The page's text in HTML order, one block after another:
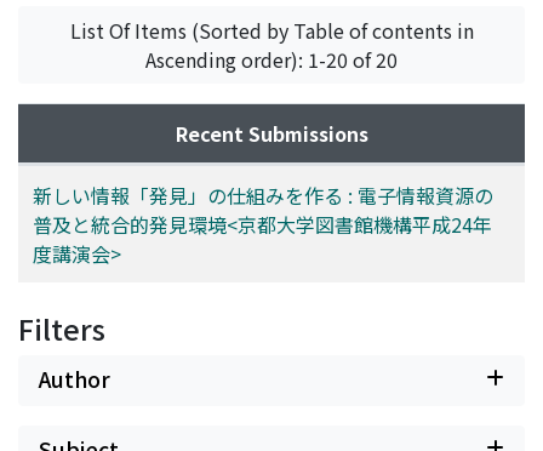
資源をめぐる昨今の変化と課題を概観した上で、特に多様
な形態の学術情報を効率よく「発見」するための仕組みに
焦点をあて、大学図書館における取り組みの事例をご報告
いただきます。これからの学術情報基盤の変化とそれに関
わる大学図書館員の問題意識を元に、一人ひとりが取り組
めることを考えるきっかけになることを期待します。
List Of Items (Sorted by Table of contents in
Ascending order): 1-20 of 20
Recent Submissions
新しい情報「発見」の仕組みを作る : 電子情報資源の
普及と統合的発見環境<京都大学図書館機構平成24年
度講演会>
Filters
Author